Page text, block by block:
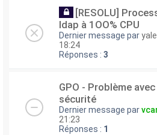
[RESOLU]
ldap à 1OO% CPU
Dernier message par
18:24
Réponses : 3
GPO - Problème
sécurité
Dernier message par
21:23
Réponses : 1